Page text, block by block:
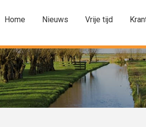
Home Nieuws Vrije tijd